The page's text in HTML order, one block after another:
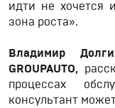
идти не хочется
зона роста».
Владимир
GROUPAUTO,
процессах
консультант